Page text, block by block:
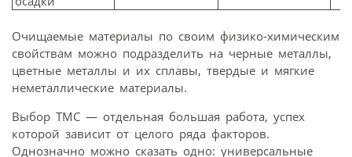
Очищаемые материалы по своим физико-химическим
свойствам можно подразделить на черные металлы,
цветные металлы и их сплавы, твердые и мягкие
неметаллические материалы.
Выбор ТМС — отдельная большая работа, успех
которой зависит от целого ряда факторов.
Однозначно можно сказать одно: универсальные